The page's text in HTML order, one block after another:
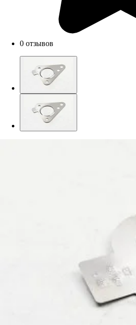
0 отзывов